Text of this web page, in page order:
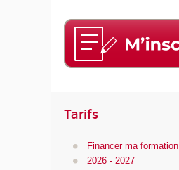
Tarifs
Financer ma formation
2026 - 2027